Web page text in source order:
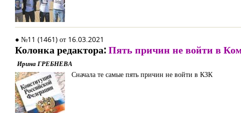
● №11 (1461) от 16.03.2021
Колонка редактора:Пять причин не войти в
Ирина ГРЕБНЕВА
Сначала те самые пять причин не войти в КЗК